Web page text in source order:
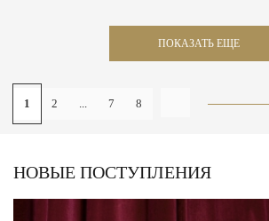
ПОКАЗАТЬ ЕЩЕ
1 2 ... 7 8
НОВЫЕ ПОСТУПЛЕНИЯ